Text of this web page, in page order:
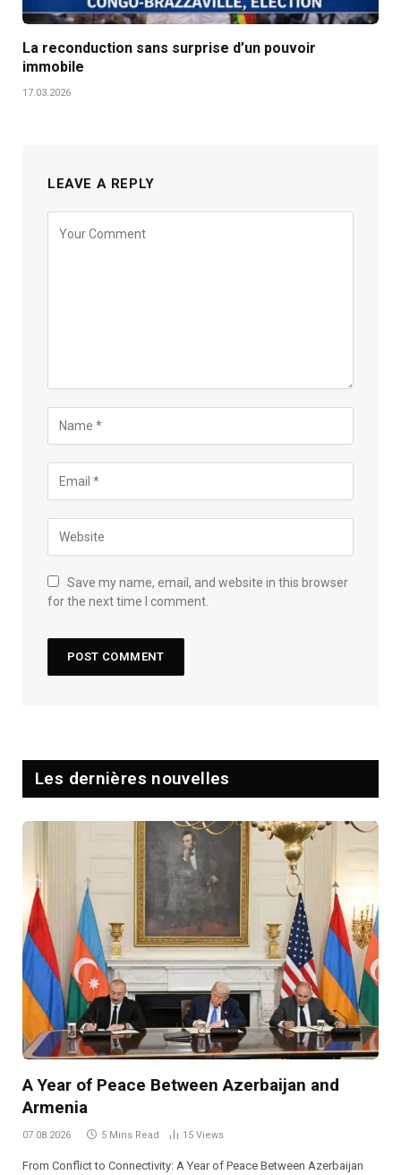
La reconduction sans surprise d’un pouvoir
immobile
17.03.2026
LEAVE A REPLY
Save my name, email, and website in this browser
for the next time I comment.
Les dernières nouvelles
A Year of Peace Between Azerbaijan and
Armenia
07.08.2026 5 Mins Read 15 Views
From Conflict to Connectivity: A Year of Peace Between Azerbaijan